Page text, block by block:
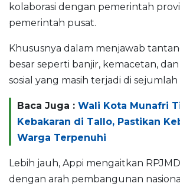
kolaborasi dengan pemerintah
pemerintah pusat.
Khususnya dalam menjawab
besar seperti banjir, kemacetan,
sosial yang masih terjadi di sejumlah
Baca Juga : Wali Kota Munafri
Kebakaran di Tallo, Pastikan
Warga Terpenuhi
Lebih jauh, Appi mengaitkan
dengan arah pembangunan